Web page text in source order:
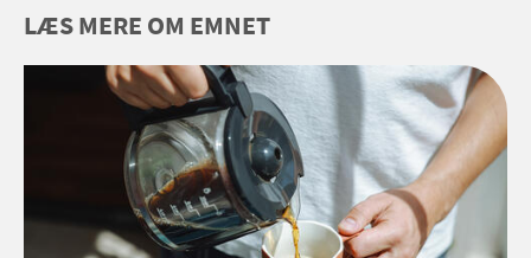
LÆS MERE OM EMNET